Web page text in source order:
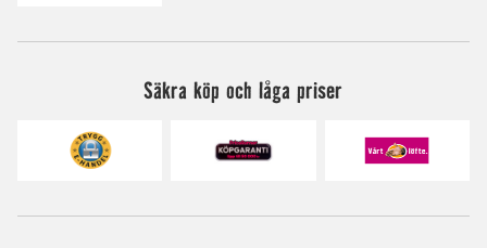
Säkra köp och låga priser